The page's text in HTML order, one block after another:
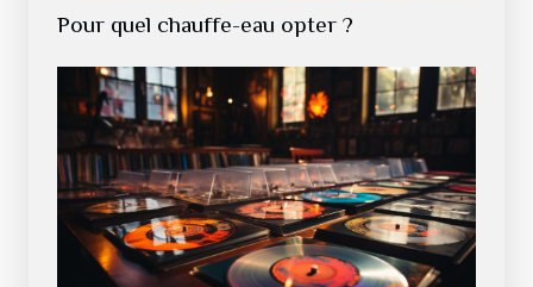
Pour quel chauffe-eau opter ?